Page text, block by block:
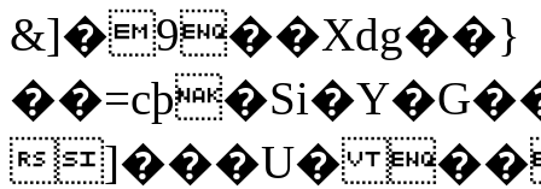
&]�9��Xdg��}
]���U�